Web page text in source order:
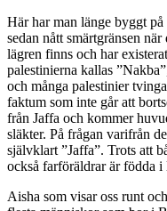
Här har man länge byggt
sedan nått smärtgränsen
lägren finns och har
palestinierna kallas
och många palestinier
faktum som inte går att
från Jaffa och kommer
släkter. På frågan varifrån
självklart ”Jaffa”. Trots att
också farföräldrar är födda i
Aisha som visar oss runt